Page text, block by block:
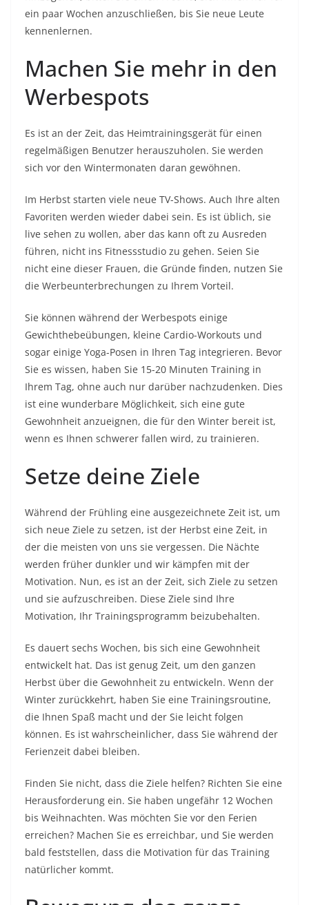
ein paar Wochen anzuschließen, bis Sie neue Leute
kennenlernen.
Machen Sie mehr in den
Werbespots
Es ist an der Zeit, das Heimtrainingsgerät für einen
regelmäßigen Benutzer herauszuholen. Sie werden
sich vor den Wintermonaten daran gewöhnen.
Im Herbst starten viele neue TV-Shows. Auch Ihre alten
Favoriten werden wieder dabei sein. Es ist üblich, sie
live sehen zu wollen, aber das kann oft zu Ausreden
führen, nicht ins Fitnessstudio zu gehen. Seien Sie
nicht eine dieser Frauen, die Gründe finden, nutzen Sie
die Werbeunterbrechungen zu Ihrem Vorteil.
Sie können während der Werbespots einige
Gewichthebeübungen, kleine Cardio-Workouts und
sogar einige Yoga-Posen in Ihren Tag integrieren. Bevor
Sie es wissen, haben Sie 15-20 Minuten Training in
Ihrem Tag, ohne auch nur darüber nachzudenken. Dies
ist eine wunderbare Möglichkeit, sich eine gute
Gewohnheit anzueignen, die für den Winter bereit ist,
wenn es Ihnen schwerer fallen wird, zu trainieren.
Setze deine Ziele
Während der Frühling eine ausgezeichnete Zeit ist, um
sich neue Ziele zu setzen, ist der Herbst eine Zeit, in
der die meisten von uns sie vergessen. Die Nächte
werden früher dunkler und wir kämpfen mit der
Motivation. Nun, es ist an der Zeit, sich Ziele zu setzen
und sie aufzuschreiben. Diese Ziele sind Ihre
Motivation, Ihr Trainingsprogramm beizubehalten.
Es dauert sechs Wochen, bis sich eine Gewohnheit
entwickelt hat. Das ist genug Zeit, um den ganzen
Herbst über die Gewohnheit zu entwickeln. Wenn der
Winter zurückkehrt, haben Sie eine Trainingsroutine,
die Ihnen Spaß macht und der Sie leicht folgen
können. Es ist wahrscheinlicher, dass Sie während der
Ferienzeit dabei bleiben.
Finden Sie nicht, dass die Ziele helfen? Richten Sie eine
Herausforderung ein. Sie haben ungefähr 12 Wochen
bis Weihnachten. Was möchten Sie vor den Ferien
erreichen? Machen Sie es erreichbar, und Sie werden
bald feststellen, dass die Motivation für das Training
natürlicher kommt.